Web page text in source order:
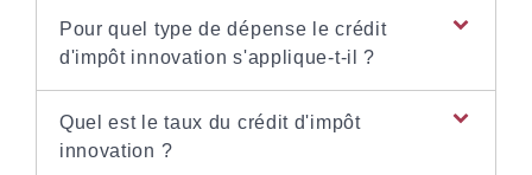
Pour quel type de dépense le crédit
d'impôt innovation s'applique-t-il ?
Quel est le taux du crédit d'impôt
innovation ?